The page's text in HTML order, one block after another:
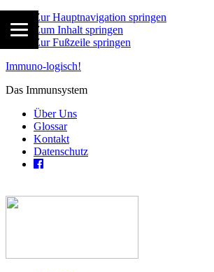
Zur Hauptnavigation springen
Zum Inhalt springen
Zur Fußzeile springen
Immuno-logisch!
Das Immunsystem
Über Uns
Glossar
Kontakt
Datenschutz